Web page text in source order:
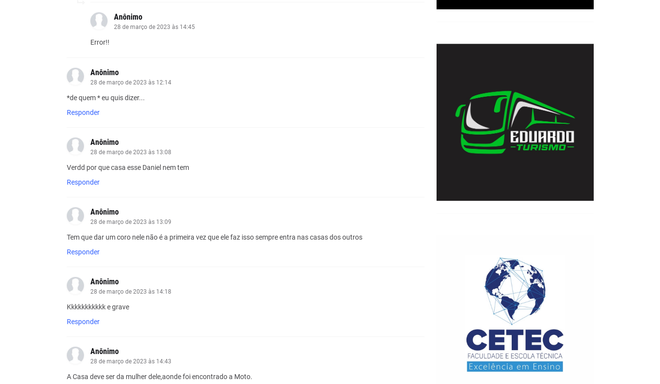
Anônimo
28 de março de 2023 às 14:45
Error!!
Anônimo
28 de março de 2023 às 12:14
*de quem * eu quis dizer...
Responder
Anônimo
28 de março de 2023 às 13:08
Verdd por que casa esse Daniel nem tem
Responder
Anônimo
28 de março de 2023 às 13:09
Tem que dar um coro nele não é a primeira vez que ele faz isso sempre entra nas casas dos outros
Responder
Anônimo
28 de março de 2023 às 14:18
Kkkkkkkkkkk e grave
Responder
Anônimo
28 de março de 2023 às 14:43
A Casa deve ser da mulher dele,aonde foi encontrado a Moto.